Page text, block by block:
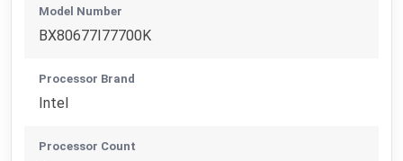
Model Number
BX80677I77700K
Processor Brand
Intel
Processor Count